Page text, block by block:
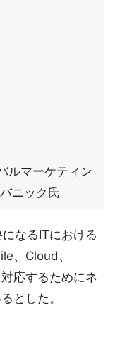
ルマーケティン
ニック氏
なるITにおける
、Cloud、
応するためにネ
とした。